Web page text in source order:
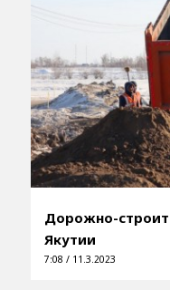
Дорожно-
Якутии
7:08 / 11.3.2023